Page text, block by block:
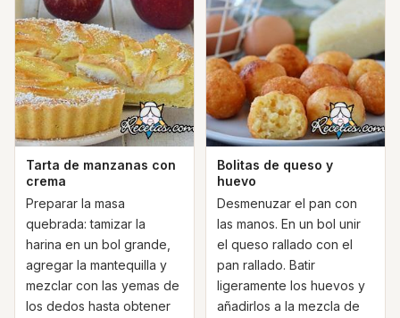
Tarta de manzanas con
crema
Preparar la masa
quebrada: tamizar la
harina en un bol grande,
agregar la mantequilla y
mezclar con las yemas de
los dedos hasta obtener
Bolitas de queso y
huevo
Desmenuzar el pan con
las manos. En un bol unir
el queso rallado con el
pan rallado. Batir
ligeramente los huevos y
añadirlos a la mezcla de